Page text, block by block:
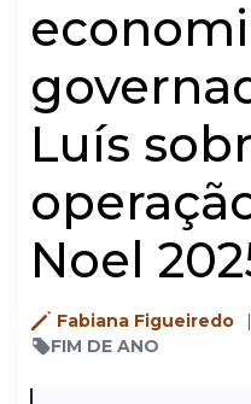
Luís
Noel
Fabiana Figueiredo
FIM DE ANO